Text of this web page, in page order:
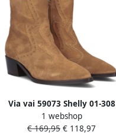
Via vai 59073 Shelly 01-308
Cognac Western boots
1 webshop
€ 169,95 € 118,97